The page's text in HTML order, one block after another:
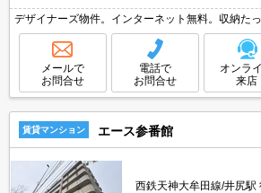
デザイナーズ物件。インターネット無料。収納た
部屋。
メールで
お問合せ
電話で
お問合せ
オンラ
来店
賃貸マンション エース参番館
西鉄天神大牟田線/井尻駅